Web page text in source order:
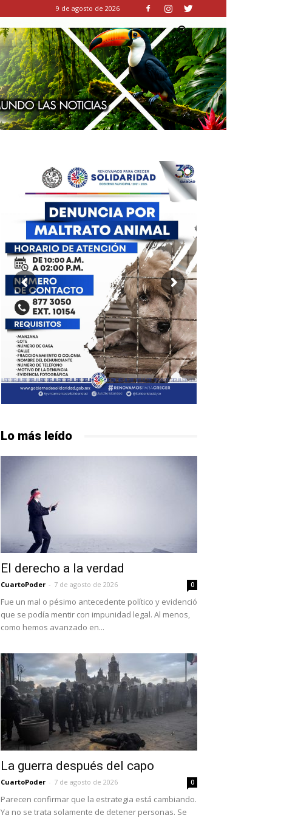
9 de agosto de 2026
Lo más leído
El derecho a la verdad
CuartoPoder - 7 de agosto de 2026 0
Fue un mal o pésimo antecedente político y evidenció
que se podía mentir con impunidad legal. Al menos,
como hemos avanzado en...
La guerra después del capo
CuartoPoder - 7 de agosto de 2026 0
Parecen confirmar que la estrategia está cambiando.
Ya no se trata solamente de detener personas. Se